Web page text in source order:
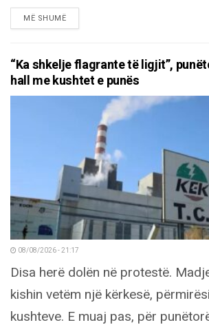
MË SHUMËDETAILS
“Ka shkelje flagrante të ligjit”,
hall me kushtet e punës
08/08/2026 - 21:17
Disa herë dolën në protestë.
kishin vetëm një kërkesë,
kushteve. E muaj pas, për